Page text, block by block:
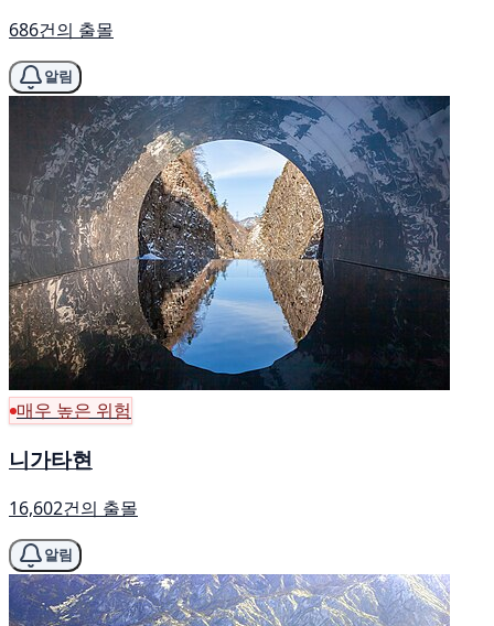
686건의 출몰
알림
매우 높은 위험
니가타현
16,602건의 출몰
알림